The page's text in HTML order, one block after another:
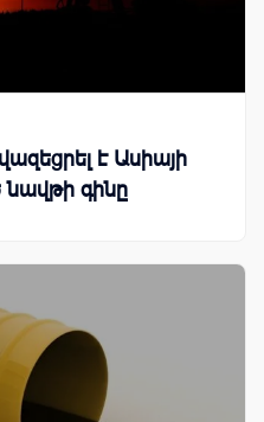
է Ասիայի
գինը